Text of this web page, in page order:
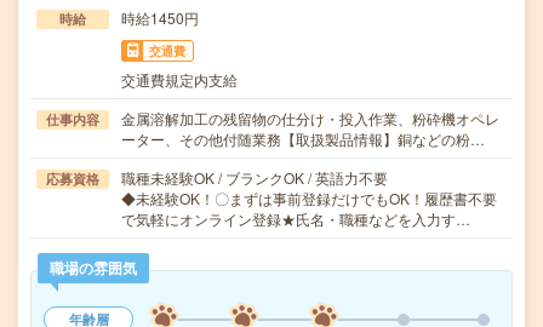
時給 時給1450円
交通費
交通費規定内支給
仕事内容
金属溶解加工の残留物の仕分け・投入作業、粉砕機オペレ
ーター、その他付随業務【取扱製品情報】銅などの粉…
応募資格
職種未経験OK / ブランクOK / 英語力不要
◆未経験OK！〇まずは事前登録だけでもOK！履歴書不要
で気軽にオンライン登録★氏名・職種などを入力す…
職場の雰囲気
年齢層